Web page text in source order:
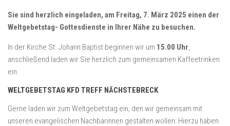
Sie sind herzlich eingeladen, am Freitag, 7. März 2025 einen der
Weltgebetstag- Gottesdienste in Ihrer Nähe zu besuchen.
In der Kirche St. Johann Baptist beginnen wir um 15.00 Uhr,
anschließend laden wir Sie herzlich zum gemeinsamen Kaffeetrinken
ein.
WELTGEBETSTAG KFD TREFF NÄCHSTEBRECK
Gerne laden wir zum Weltgebetstag ein, den wir gemeinsam mit
unseren evangelischen Nachbarinnen gestalten wollen: Hierzu haben